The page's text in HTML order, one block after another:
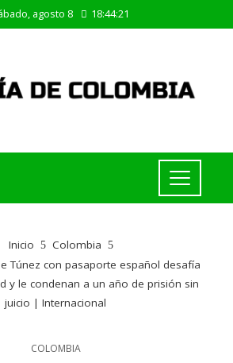
agosto 8 18:44:22
Inicio
Colombia
Túnez con pasaporte español desafía
y le condenan a un año de prisión sin
juicio | Internacional
COLOMBIA